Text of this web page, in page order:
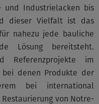
und Industrielacken bis
dieser Vielfalt ist das
nahezu jede bauliche
Lösung bereitsteht.
Referenzprojekte im
bei denen Produkte der
bei international
von Notre-